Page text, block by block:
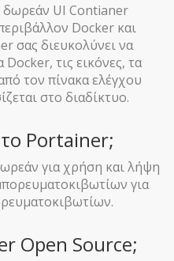
δωρεάν UI Contianer
Docker και
σας διευκολύνει να
Docker, τις εικόνες, τα
τον πίνακα ελέγχου
στο διαδίκτυο.
Portainer;
για χρήση και λήψη
για
Open Source;